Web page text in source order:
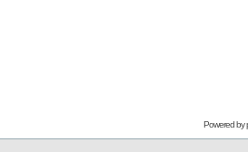
Powered by